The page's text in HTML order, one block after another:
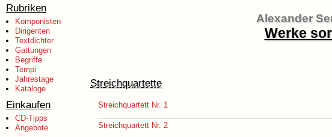
Rubriken
Komponisten
Dirigenten
Textdichter
Gattungen
Begriffe
Tempi
Jahrestage
Kataloge
Einkaufen
CD-Tipps
Angebote
Alexander
Werke
Streichquartette
Streichquartett Nr. 1
Streichquartett Nr. 2